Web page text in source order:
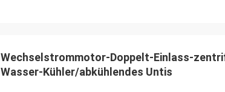
Wechselstrommotor-Doppelt-Einlass-
Wasser-Kühler/abkühlendes Untis